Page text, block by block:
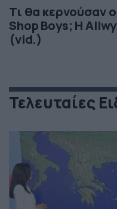
Τι θα κερνούσαν
Shop Boys; Η
(vid.)
Τελευταίες